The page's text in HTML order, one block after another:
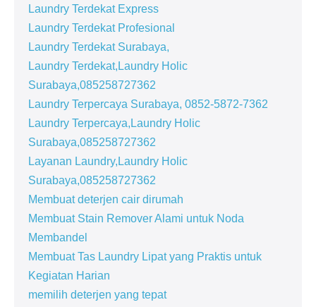
Laundry Terdekat Express
Laundry Terdekat Profesional
Laundry Terdekat Surabaya,
Laundry Terdekat,Laundry Holic
Surabaya,085258727362
Laundry Terpercaya Surabaya, 0852-5872-7362
Laundry Terpercaya,Laundry Holic
Surabaya,085258727362
Layanan Laundry,Laundry Holic
Surabaya,085258727362
Membuat deterjen cair dirumah
Membuat Stain Remover Alami untuk Noda
Membandel
Membuat Tas Laundry Lipat yang Praktis untuk
Kegiatan Harian
memilih deterjen yang tepat